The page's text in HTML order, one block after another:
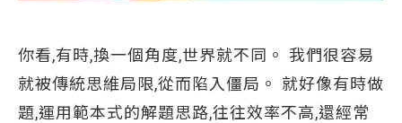
你看,有時,換一個角度,世界就不同。 我們很容易
就被傳統思維局限,從而陷入僵局。 就好像有時做
題,運用範本式的解題思路,往往效率不高,還經常